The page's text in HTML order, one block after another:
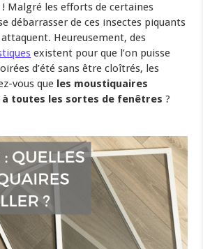
Malgré les efforts de certaines
débarrasser de ces insectes piquants
Heureusement, des
existent pour que l’on puisse
d’été sans être cloîtrés, les
vous que les moustiquaires
à toutes les sortes de fenêtres ?